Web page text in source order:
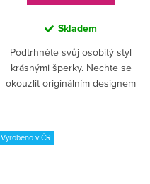
Skladem
Podtrhněte svůj osobitý styl
krásnými šperky. Nechte se
okouzlit originálním designem
Vyrobeno v ČR